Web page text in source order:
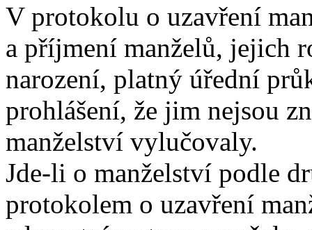
V protokolu o uzavření
a příjmení manželů, jejich
narození, platný úřední
prohlášení, že jim nejsou
manželství vylučovaly.
Jde-li o manželství podle
protokolem o uzavření